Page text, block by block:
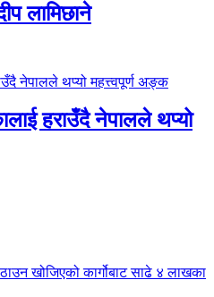
लामिछाने
हराउँदै नेपालले थप्यो